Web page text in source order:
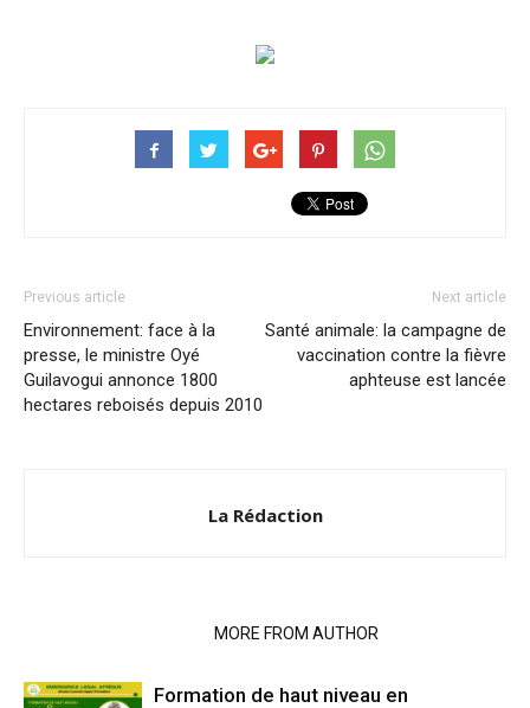
Previous article
Environnement: face à la
presse, le ministre Oyé
Guilavogui annonce 1800
hectares reboisés depuis 2010
Next article
Santé animale: la campagne de
vaccination contre la fièvre
aphteuse est lancée
La Rédaction
MORE FROM AUTHOR
Formation de haut niveau en